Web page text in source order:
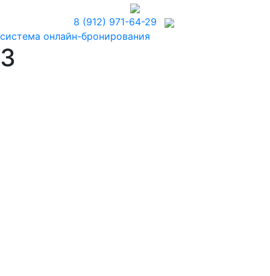
8 (912) 971-64-29
система онлайн-бронирования
3